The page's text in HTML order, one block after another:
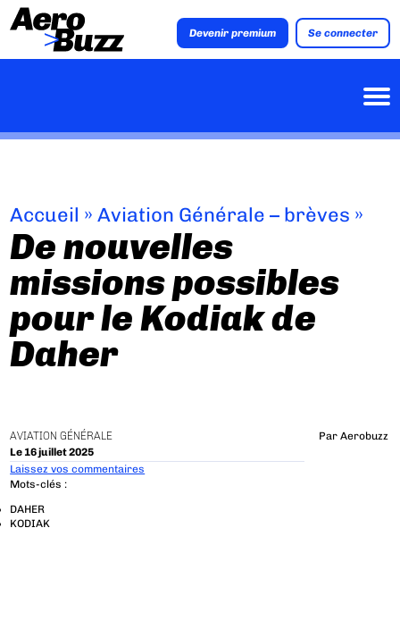
Devenir premium Se connecter
Accueil »Aviation Générale – brèves »
De nouvelles
missions possibles
pour le Kodiak de
Daher
AVIATION GÉNÉRALE
Le 16 juillet 2025
Par Aerobuzz
Laissez vos commentaires
Mots-clés :
DAHER
KODIAK